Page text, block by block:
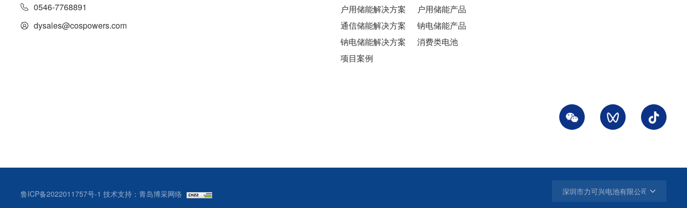
0546-7768891
dysales@cospowers.com
户用储能解决方案
通信储能解决方案
钠电储能解决方案
项目案例
户用储能产品
钠电储能产品
消费类电池
鲁ICP备2022011757号-1 技术支持：青岛博采网络